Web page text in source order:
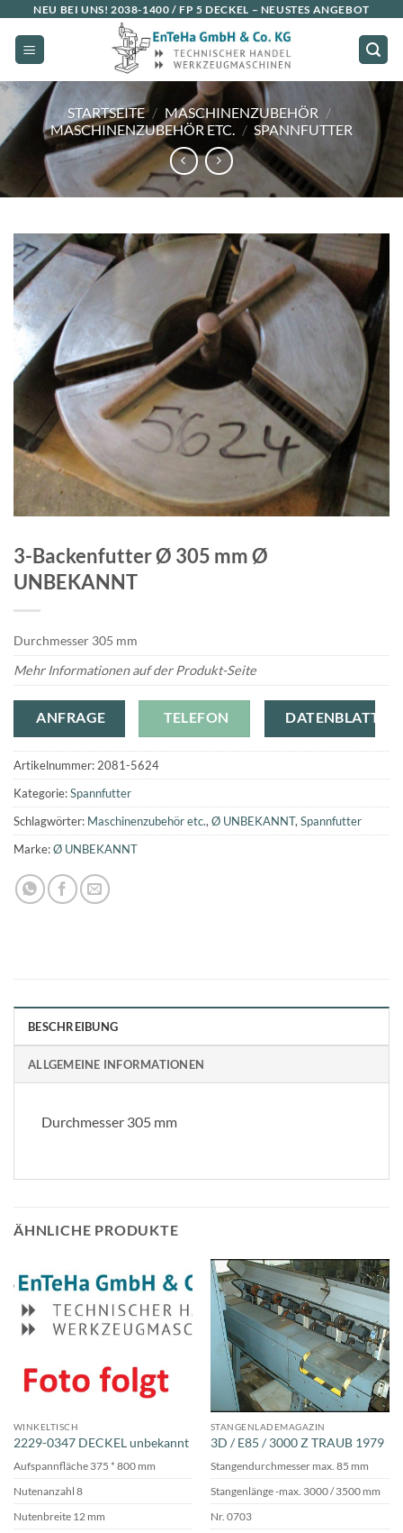
Inhalt
springen
NEU BEI UNS! 2038-1400 / FP 5 DECKEL – NEUSTES ANGEBOT
STARTSEITE / MASCHINENZUBEHÖR /
MASCHINENZUBEHÖR ETC. / SPANNFUTTER
3-Backenfutter Ø 305 mm Ø
UNBEKANNT
Durchmesser 305 mm
Mehr Informationen auf der Produkt-Seite
ANFRAGE TELEFON DATENBLATT
Artikelnummer:2081-5624
Kategorie:Spannfutter
Schlagwörter: Maschinenzubehör etc.,Ø UNBEKANNT,Spannfutter
Marke:Ø UNBEKANNT
BESCHREIBUNG
ALLGEMEINE INFORMATIONEN
Durchmesser 305 mm
ÄHNLICHE PRODUKTE
WINKELTISCH
2229-0347 DECKEL unbekannt
Aufspannfläche 375 * 800 mm
Nutenanzahl 8
Nutenbreite 12 mm
STANGENLADEMAGAZIN
3D / E85 / 3000 Z TRAUB 1979
Stangendurchmesser max. 85 mm
Stangenlänge -max. 3000 / 3500 mm
Nr. 0703